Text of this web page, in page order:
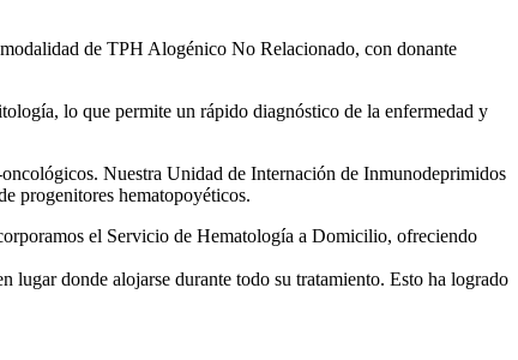
de TPH Alogénico No Relacionado, con donante
lo que permite un rápido diagnóstico de la enfermedad y
Nuestra Unidad de Internación de Inmunodeprimidos
progenitores hematopoyéticos.
el Servicio de Hematología a Domicilio, ofreciendo
donde alojarse durante todo su tratamiento. Esto ha logrado